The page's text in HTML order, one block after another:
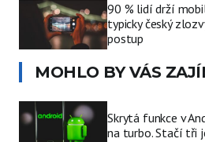
90 % lidí drží
typicky český
postup
MOHLO BY VÁS
Skrytá funkce v
na turbo. Stačí tři